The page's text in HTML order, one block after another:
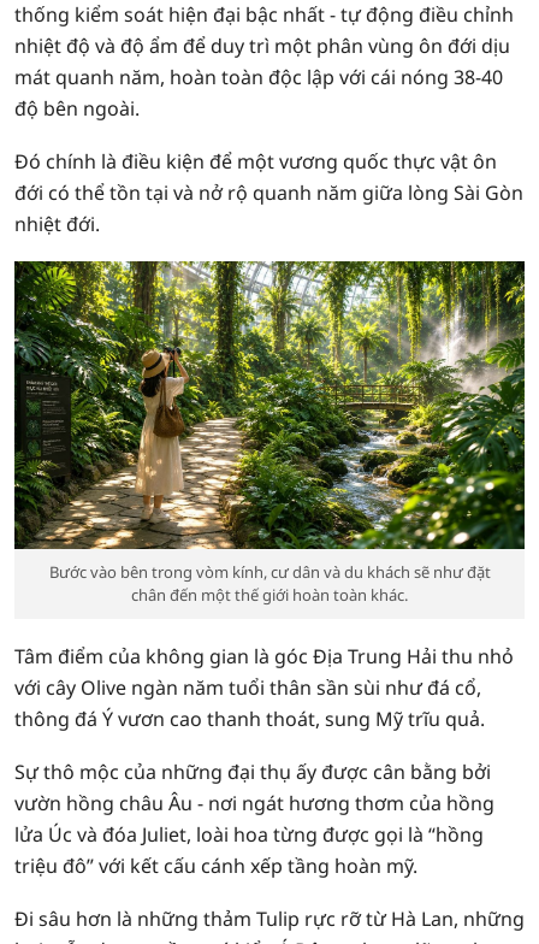
thống kiểm soát hiện đại bậc nhất - tự động điều chỉnh
nhiệt độ và độ ẩm để duy trì một phân vùng ôn đới dịu
mát quanh năm, hoàn toàn độc lập với cái nóng 38-40
độ bên ngoài.
Đó chính là điều kiện để một vương quốc thực vật ôn
đới có thể tồn tại và nở rộ quanh năm giữa lòng Sài Gòn
nhiệt đới.
Bước vào bên trong vòm kính, cư dân và du khách sẽ như đặt
chân đến một thế giới hoàn toàn khác.
Tâm điểm của không gian là góc Địa Trung Hải thu nhỏ
với cây Olive ngàn năm tuổi thân sần sùi như đá cổ,
thông đá Ý vươn cao thanh thoát, sung Mỹ trĩu quả.
Sự thô mộc của những đại thụ ấy được cân bằng bởi
vườn hồng châu Âu - nơi ngát hương thơm của hồng
lửa Úc và đóa Juliet, loài hoa từng được gọi là “hồng
triệu đô” với kết cấu cánh xếp tầng hoàn mỹ.
Đi sâu hơn là những thảm Tulip rực rỡ từ Hà Lan, những